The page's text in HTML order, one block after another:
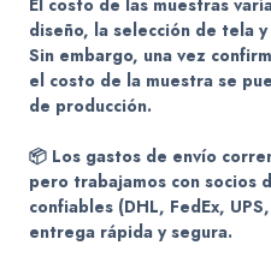
El costo de las muestras
diseño, la selección de tela
Sin embargo, una vez
el costo de la muestra se
de producción.
📦 Los gastos de envío
pero trabajamos con socios
confiables (DHL, FedEx,
entrega rápida y segura.